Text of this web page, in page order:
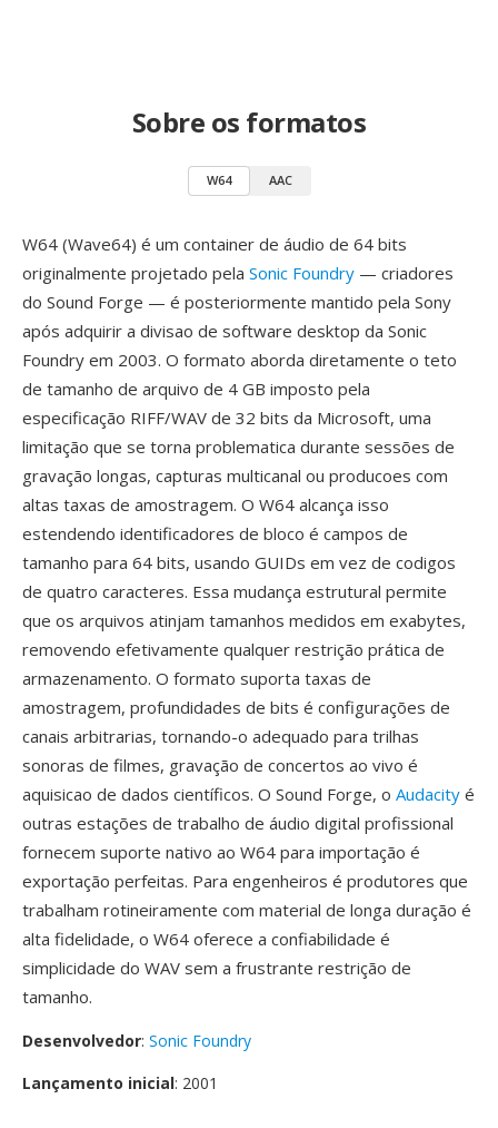
Sobre os formatos
W64 AAC
W64 (Wave64) é um container de áudio de 64 bits
originalmente projetado pela Sonic Foundry — criadores
do Sound Forge — é posteriormente mantido pela Sony
após adquirir a divisao de software desktop da Sonic
Foundry em 2003. O formato aborda diretamente o teto
de tamanho de arquivo de 4 GB imposto pela
especificação RIFF/WAV de 32 bits da Microsoft, uma
limitação que se torna problematica durante sessões de
gravação longas, capturas multicanal ou producoes com
altas taxas de amostragem. O W64 alcança isso
estendendo identificadores de bloco é campos de
tamanho para 64 bits, usando GUIDs em vez de codigos
de quatro caracteres. Essa mudança estrutural permite
que os arquivos atinjam tamanhos medidos em exabytes,
removendo efetivamente qualquer restrição prática de
armazenamento. O formato suporta taxas de
amostragem, profundidades de bits é configurações de
canais arbitrarias, tornando-o adequado para trilhas
sonoras de filmes, gravação de concertos ao vivo é
aquisicao de dados científicos. O Sound Forge, o Audacity é
outras estações de trabalho de áudio digital profissional
fornecem suporte nativo ao W64 para importação é
exportação perfeitas. Para engenheiros é produtores que
trabalham rotineiramente com material de longa duração é
alta fidelidade, o W64 oferece a confiabilidade é
simplicidade do WAV sem a frustrante restrição de
tamanho.
Desenvolvedor: Sonic Foundry
Lançamento inicial: 2001